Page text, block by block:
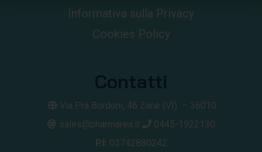
Informativa sulla Privacy
Cookies Policy
Via Prà Bordoni, 46 Zané (VI) – 36010
sales@pharmarea.it
0445-1922130
P.I: 03742880242